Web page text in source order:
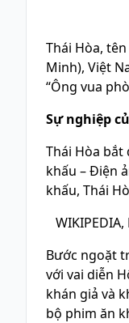
Thái Hòa,
Minh), Việt
“Ông vua
Sự nghiệp
Thái Hòa
khấu – Điện
khấu, Thái
Bước ngoặt
với vai diễn
khán giả và
bộ phim ăn